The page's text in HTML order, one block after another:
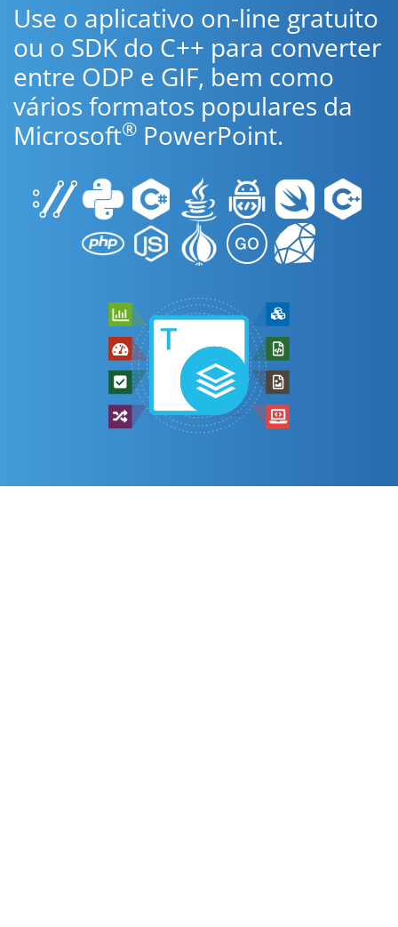
Use o aplicativo on-line gratuito
ou o SDK do C++ para converter
entre ODP e GIF, bem como
vários formatos populares da
Microsoft® PowerPoint.